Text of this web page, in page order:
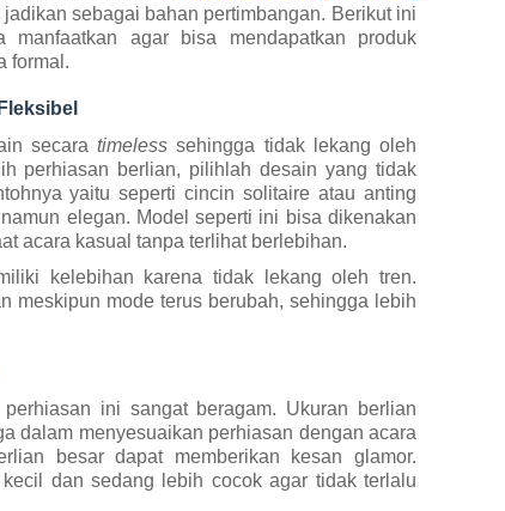
sebagai bahan pertimbangan. Berikut ini
agar bisa mendapatkan produk
formal.
secaratimelesssehingga tidak lekang oleh
perhiasan berlian, pilihlah desain yang tidak
yaitu seperti cincin solitaire atau anting
elegan. Model seperti ini bisa dikenakan
acara kasual tanpa terlihat berlebihan.
kelebihan karena tidak lekang oleh tren.
meskipun mode terus berubah, sehingga lebih
ini sangat beragam. Ukuran berlian
dalam menyesuaikan perhiasan dengan acara
besar dapat memberikan kesan glamor.
dan sedang lebih cocok agar tidak terlalu